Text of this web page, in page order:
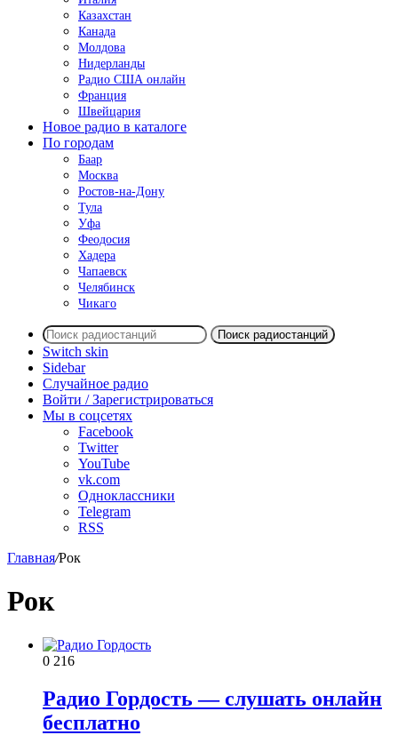
Казахстан
Канада
Молдова
Нидерланды
Радио США онлайн
Франция
Швейцария
Новое радио в каталоге
По городам
Баар
Москва
Ростов-на-Дону
Тула
Уфа
Феодосия
Хадера
Чапаевск
Челябинск
Чикаго
Поиск радиостанций
Switch skin
Sidebar
Случайное радио
Войти / Зарегистрироваться
Мы в соцсетях
Facebook
Twitter
YouTube
vk.com
Одноклассники
Telegram
RSS
Главная/Рок
Рок
0 216
Радио Гордость — слушать онлайн
бесплатно